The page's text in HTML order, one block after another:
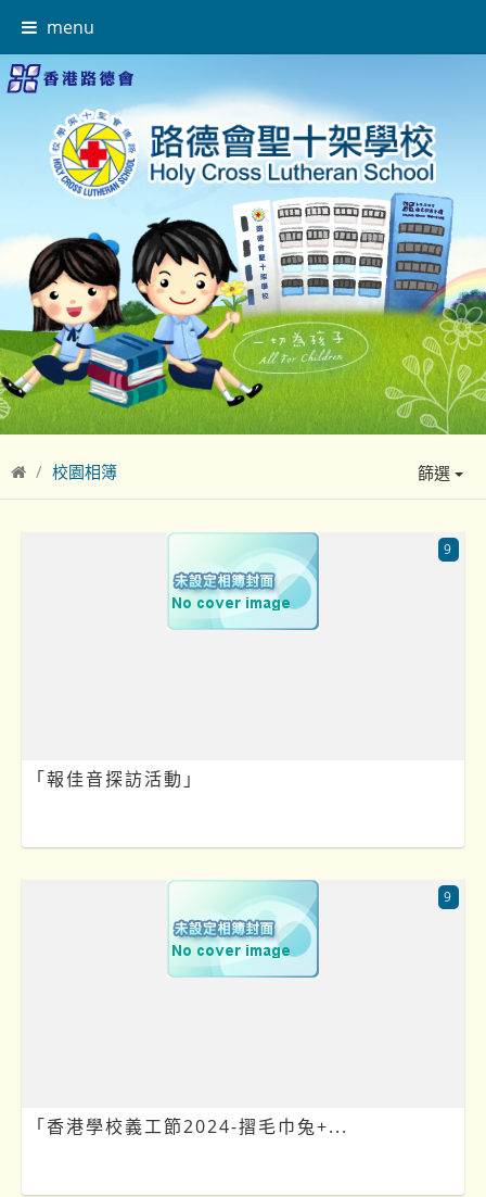
menu
校園相簿 篩選
「報佳音探訪活動」
9
「香港學校義工節2024-摺毛巾兔+...
9